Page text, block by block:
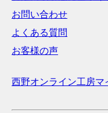
お問い合わせ
よくある質問
お客様の声
西野オンライン工房マ